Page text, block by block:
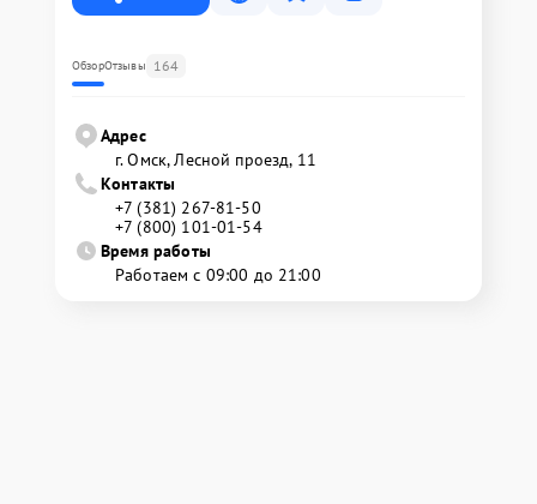
ОбзорОтзывы 164
Адрес
г. Омск, ​Лесной проезд, 11
Контакты
+7 (381) 267-81-50
+7 (800) 101-01-54
Время работы
Работаем с 09:00 до 21:00